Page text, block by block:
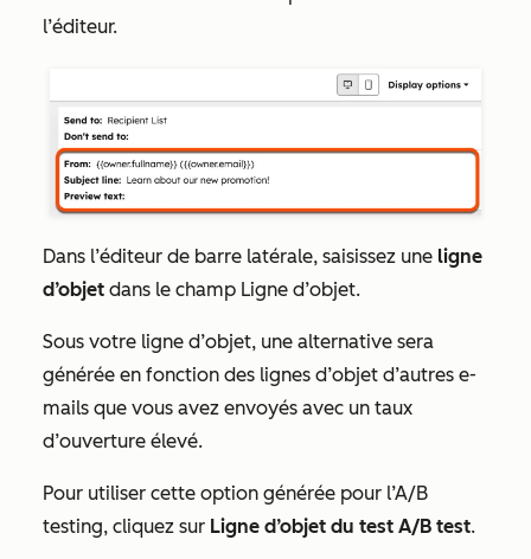
l’éditeur.
Dans l’éditeur de barre latérale, saisissez une ligne
d’objet dans le champ Ligne d’objet.
Sous votre ligne d’objet, une alternative sera
générée en fonction des lignes d’objet d’autres e-
mails que vous avez envoyés avec un taux
d’ouverture élevé.
Pour utiliser cette option générée pour l’A/B
testing, cliquez sur Ligne d’objet du test A/B test.